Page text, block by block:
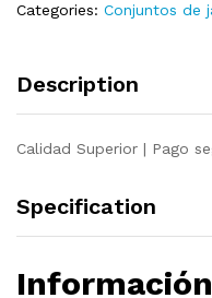
antracita
teca
Categories: Conjuntos de
Description
Calidad Superior | Pago
Specification